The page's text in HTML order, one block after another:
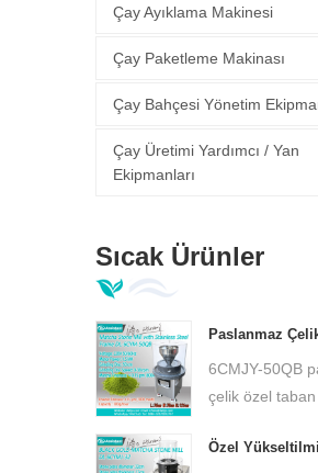
Çay Ayıklama Makinesi
Çay Paketleme Makinası
Çay Bahçesi Yönetim
Çay Üretimi Yardımcı / Yan
Ekipmanları
Sıcak Ürünler
6CMJY-50QB
çelik özel
doğal granit